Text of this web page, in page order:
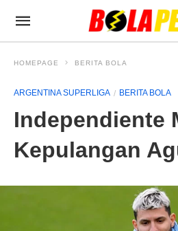
HOMEPAGE BERITA BOLA
ARGENTINA SUPERLIGA BERITA BOLA
Independiente
Kepulangan